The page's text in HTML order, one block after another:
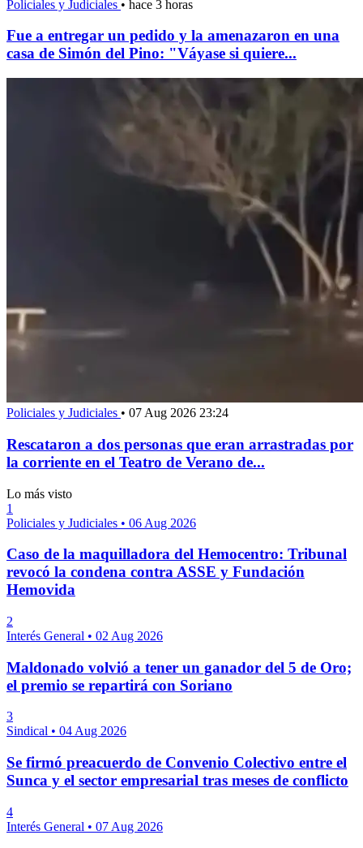
Policiales y Judiciales • hace 3 horas
Fue a entregar un pedido y la amenazaron en una
casa de Simón del Pino: "Váyase si quiere...
Policiales y Judiciales • 07 Aug 2026 23:24
Rescataron a dos personas que eran arrastradas por
la corriente en el Teatro de Verano de...
Lo más visto
1
Policiales y Judiciales • 06 Aug 2026
Caso de la maquilladora del Hemocentro: Tribunal
revocó la condena contra ASSE y Fundación
Hemovida
2
Interés General • 02 Aug 2026
Maldonado volvió a tener un ganador del 5 de Oro;
el premio se repartirá con Soriano
3
Sindical • 04 Aug 2026
Se firmó preacuerdo de Convenio Colectivo entre el
Sunca y el sector empresarial tras meses de conflicto
4
Interés General • 07 Aug 2026